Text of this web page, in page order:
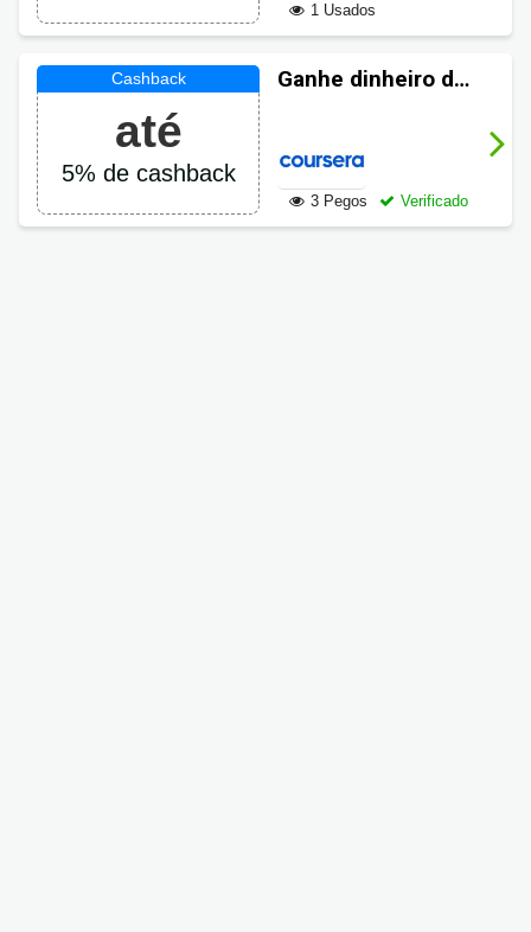
1 Usados
até
5% de cashback
Ganhe dinheiro de
3 Pegos Verificado